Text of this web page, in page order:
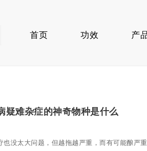
首页 功效 产
疑难杂症的神奇物种是什么
也没太大问题，但越拖越严重，而有可能酿严